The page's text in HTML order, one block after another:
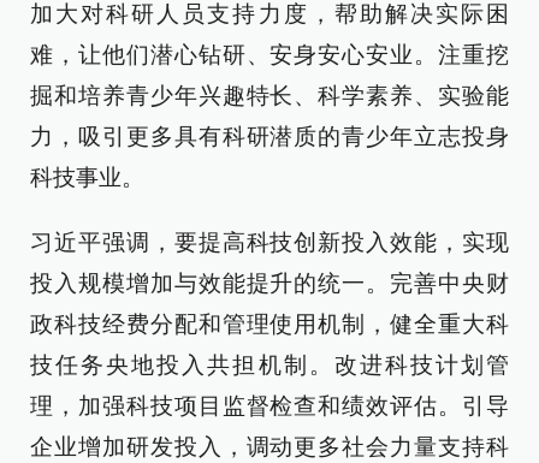
加大对科研人员支持力度，帮助解决实际困
难，让他们潜心钻研、安身安心安业。注重挖
掘和培养青少年兴趣特长、科学素养、实验能
力，吸引更多具有科研潜质的青少年立志投身
科技事业。
习近平强调，要提高科技创新投入效能，实现
投入规模增加与效能提升的统一。完善中央财
政科技经费分配和管理使用机制，健全重大科
技任务央地投入共担机制。改进科技计划管
理，加强科技项目监督检查和绩效评估。引导
企业增加研发投入，调动更多社会力量支持科